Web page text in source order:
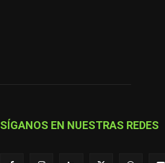
SÍGANOS EN NUESTRAS REDES